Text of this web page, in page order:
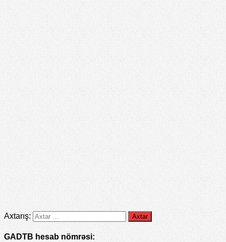
Axtarış:
GADTB hesab nömrəsi: